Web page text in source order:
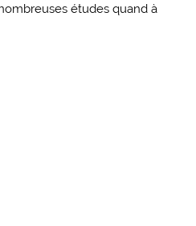
études quand à